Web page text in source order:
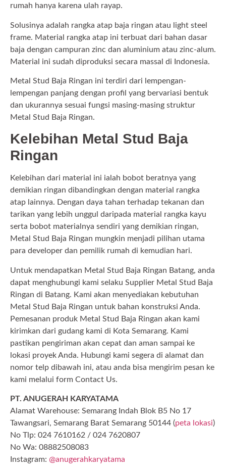
rumah hanya karena ulah rayap.
Solusinya adalah rangka atap baja ringan atau light steel
frame. Material rangka atap ini terbuat dari bahan dasar
baja dengan campuran zinc dan aluminium atau zinc-alum.
Material ini sudah diproduksi secara massal di Indonesia.
Metal Stud Baja Ringan ini terdiri dari lempengan-
lempengan panjang dengan profil yang bervariasi bentuk
dan ukurannya sesuai fungsi masing-masing struktur
Metal Stud Baja Ringan.
Kelebihan Metal Stud Baja
Ringan
Kelebihan dari material ini ialah bobot beratnya yang
demikian ringan dibandingkan dengan material rangka
atap lainnya. Dengan daya tahan terhadap tekanan dan
tarikan yang lebih unggul daripada material rangka kayu
serta bobot materialnya sendiri yang demikian ringan,
Metal Stud Baja Ringan mungkin menjadi pilihan utama
para developer dan pemilik rumah di kemudian hari.
Untuk mendapatkan Metal Stud Baja Ringan Batang, anda
dapat menghubungi kami selaku Supplier Metal Stud Baja
Ringan di Batang. Kami akan menyediakan kebutuhan
Metal Stud Baja Ringan untuk bahan konstruksi Anda.
Pemesanan produk Metal Stud Baja Ringan akan kami
kirimkan dari gudang kami di Kota Semarang. Kami
pastikan pengiriman akan cepat dan aman sampai ke
lokasi proyek Anda. Hubungi kami segera di alamat dan
nomor telp dibawah ini, atau anda bisa mengirim pesan ke
kami melalui form Contact Us.
PT. ANUGERAH KARYATAMA
Alamat Warehouse: Semarang Indah Blok B5 No 17
Tawangsari, Semarang Barat Semarang 50144 (peta lokasi)
No Tlp: 024 7610162 / 024 7620807
No Wa: 08882508083
Instagram: @anugerahkaryatama